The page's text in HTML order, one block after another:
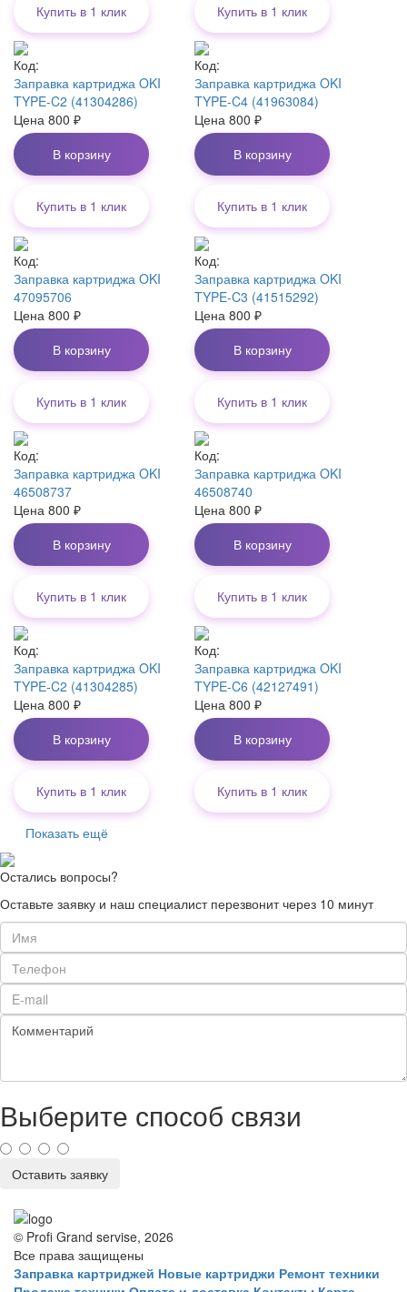
Купить в 1 клик Купить в 1 клик
Код:
Заправка картриджа OKI
TYPE-C2 (41304286)
Цена 800 ₽
В корзину
Купить в 1 клик
Код:
Заправка картриджа OKI
TYPE-C4 (41963084)
Цена 800 ₽
В корзину
Купить в 1 клик
Код:
Заправка картриджа OKI
47095706
Цена 800 ₽
В корзину
Купить в 1 клик
Код:
Заправка картриджа OKI
TYPE-C3 (41515292)
Цена 800 ₽
В корзину
Купить в 1 клик
Код:
Заправка картриджа OKI
46508737
Цена 800 ₽
В корзину
Купить в 1 клик
Код:
Заправка картриджа OKI
46508740
Цена 800 ₽
В корзину
Купить в 1 клик
Код:
Заправка картриджа OKI
TYPE-C2 (41304285)
Цена 800 ₽
В корзину
Купить в 1 клик
Код:
Заправка картриджа OKI
TYPE-C6 (42127491)
Цена 800 ₽
В корзину
Купить в 1 клик
Показать ещё
Остались вопросы?
Оставьте заявку и наш специалист перезвонит через 10 минут
Выберите способ связи
Оставить заявку
© Profi Grand servise, 2026
Все права защищены
Заправка картриджей Новые картриджи Ремонт техники